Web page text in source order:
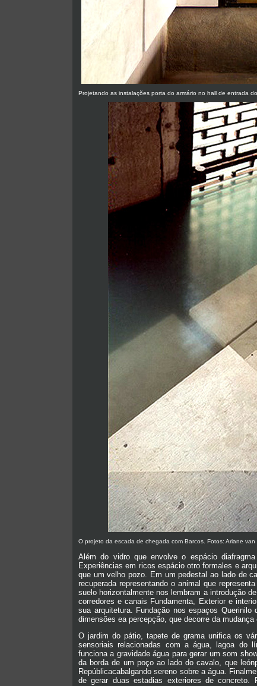
Projetando as instalações porta do armário no hall de entrada
O projeto da escada de chegada com Barcos. Fotos: Ariane van
Além do vidro que envolve o espácio
Experiências em ricos espácio otro formales e
que um velho pozo. Em um pedestal ao lado de
recuperada representando o animal que
suelo horizontalmente nos lembram a introdução
corredores e canais Fundamenta, Exterior e
sua arquitetura. Fundação nos espaços
dimensões ea percepção, que decorre da
O jardim do pátio, tapete de grama unifica os
sensoriais relacionadas com a água, lagoa do
funciona a gravidade água para gerar um som
da borda de um poço ao lado do cavalo, que
Repúblicacabalgando sereno sobre a água.
de gerar duas estadias exteriores de concreto.